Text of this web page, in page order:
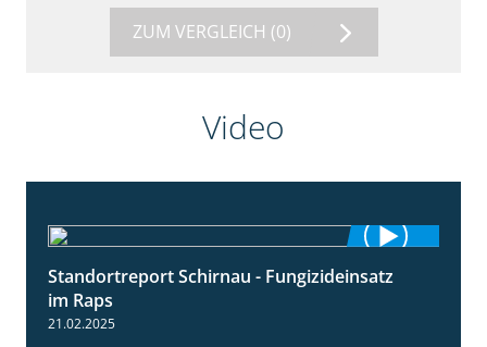
ZUM VERGLEICH (0)
Video
4:48
Standortreport Schirnau - Fungizideinsatz
im Raps
21.02.2025